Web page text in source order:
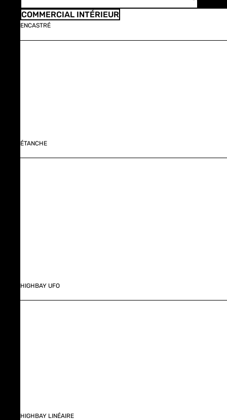
COMMERCIAL INTÉRIEUR
ENCASTRÉ
ÉTANCHE
HIGHBAY UFO
HIGHBAY LINÉAIRE